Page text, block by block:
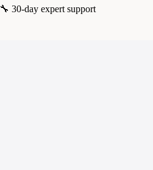
🔧 30-day expert support